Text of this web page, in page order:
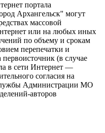
портала
Архангельск" могут
массовой
или на любых иных
по объему и срокам
перепечатки и
первоисточник (в случае
в сети Интернет —
согласия на
Администрации МО
авторов